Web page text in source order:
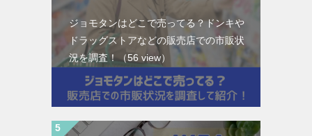
ジョモタンはどこで売ってる？ドンキや
ドラッグストアなどの販売店での市販状
況を調査！（56 view）